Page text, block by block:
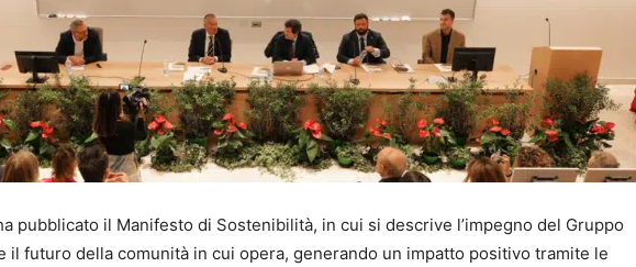
pubblicato il Manifesto di Sostenibilità, in cui si descrive l’impegno del Gruppo
il futuro della comunità in cui opera, generando un impatto positivo tramite le